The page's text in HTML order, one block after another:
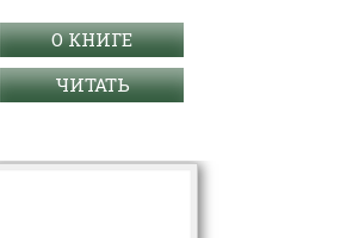
О КНИГЕ
ЧИТАТЬ